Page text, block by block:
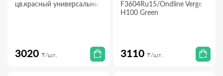
цв.красный универсальный
3020 ₸/шт.
F3604Ru15/Ondline Verge
Н100 Green
3110 ₸/шт.